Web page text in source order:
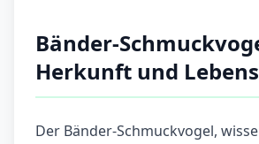
Bänder-
Herkunft und
Der Bänder-Schmuckvogel,